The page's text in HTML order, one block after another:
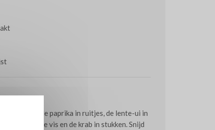
schoon. Snijd de paprika in ruitjes, de lente-ui in
Snijd de vis en de krab in stukken. Snijd